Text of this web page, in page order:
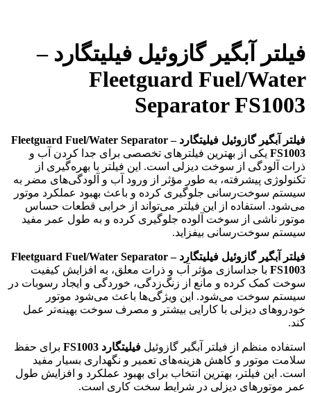
فیلتر آبگیر گازوئیل فیلیتگارد –
Fleetguard Fuel/Water
Separator FS1003
فیلتر آبگیر گازوئیل فیلیتگارد – Fleetguard Fuel/Water Separator
FS1003 یکی از بهترین فیلترهای تخصصی برای جدا کردن آب و
ذرات آلودگی از سوخت دیزلی است. این فیلتر با بهره‌گیری از
تکنولوژی پیشرفته، به طور مؤثر از ورود آب و آلودگی‌های مضر به
سیستم سوخت‌رسانی جلوگیری کرده و باعث بهبود عملکرد موتور
می‌شود. استفاده از این فیلتر می‌تواند از خرابی قطعات حساس
موتور ناشی از سوخت آلوده جلوگیری کرده و به طول عمر مفید
سیستم سوخت‌رسانی بیفزاید.
فیلتر آبگیر گازوئیل فیلیتگارد – Fleetguard Fuel/Water Separator
FS1003 با جداسازی مؤثر آب و ذرات معلق، به افزایش کیفیت
سوخت کمک کرده و مانع از زنگ‌زدگی، خوردگی و ایجاد رسوبات در
سیستم سوخت می‌شود. این ویژگی‌ها باعث می‌شود موتور
خودروهای دیزلی با کارایی بیشتر و مصرف سوخت بهینه‌تر عمل
کند.
استفاده منظم از فیلتر آبگیر گازوئیل فیلیتگارد FS1003
برای حفظ
سلامت موتور و کاهش هزینه‌های تعمیر و نگهداری بسیار مفید
است. این فیلتر، بهترین انتخاب برای بهبود عملکرد و افزایش طول
عمر موتورهای دیزلی در شرایط سخت کاری است.